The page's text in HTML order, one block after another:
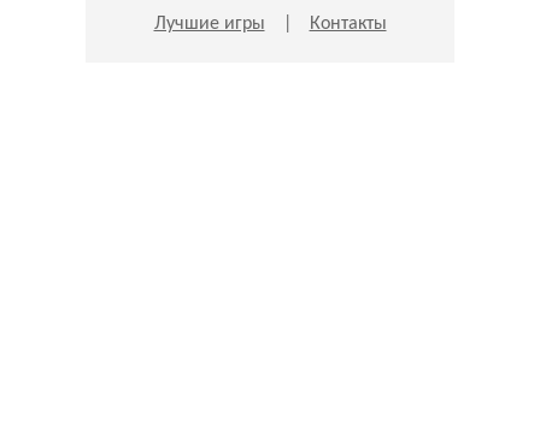
Лучшие игры Контакты